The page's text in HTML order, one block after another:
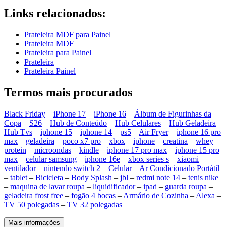
Links relacionados:
Prateleira MDF para Painel
Prateleira MDF
Prateleira para Painel
Prateleira
Prateleira Painel
Termos mais procurados
Black Friday – iPhone 17 – iPhone 16 – Álbum de Figurinhas da
Copa – S26 – Hub de Conteúdo – Hub Celulares – Hub Geladeira –
Hub Tvs – iphone 15 – iphone 14 – ps5 – Air Fryer– iphone 16 pro
max – geladeira – poco x7 pro – xbox – iphone – creatina – whey
protein – microondas – kindle – iphone 17 pro max – iphone 15 pro
max – celular samsung – iphone 16e – xbox series s – xiaomi –
ventilador– nintendo switch 2 – Celular– Ar Condicionado Portátil
– tablet – Bicicleta – Body Splash – jbl – redmi note 14 – tenis nike
– maquina de lavar roupa – liquidificador– ipad – guarda roupa –
geladeira frost free – fogão 4 bocas – Armário de Cozinha – Alexa –
TV 50 polegadas – TV 32 polegadas
Mais informações